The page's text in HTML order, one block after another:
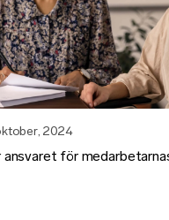
2024
ansvaret för